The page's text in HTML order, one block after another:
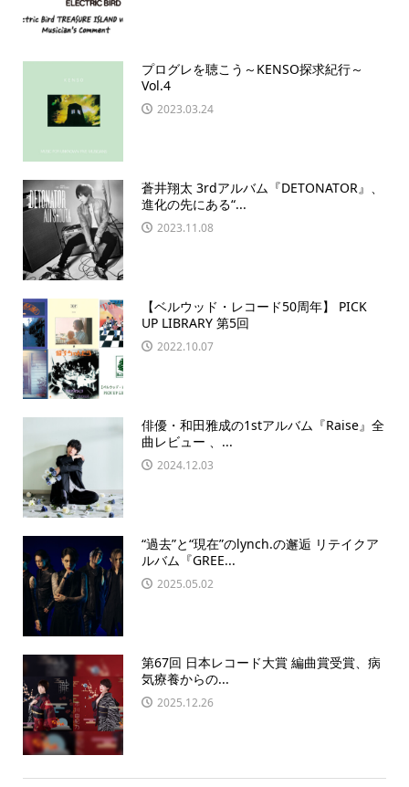
プログレを聴こう～KENSO探求紀行～
Vol.4
2023.03.24
蒼井翔太 3rdアルバム『DETONATOR』、
進化の先にある“...
2023.11.08
【ベルウッド・レコード50周年】 PICK
UP LIBRARY 第5回
2022.10.07
俳優・和田雅成の1stアルバム『Raise』全
曲レビュー 、...
2024.12.03
“過去”と“現在”のlynch.の邂逅 リテイクア
ルバム『GREE...
2025.05.02
第67回 日本レコード大賞 編曲賞受賞、病
気療養からの...
2025.12.26